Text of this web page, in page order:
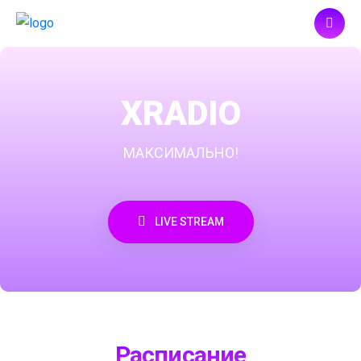
XRADIO
МАКСИМАЛЬНО!
LIVE STREAM
Расписание